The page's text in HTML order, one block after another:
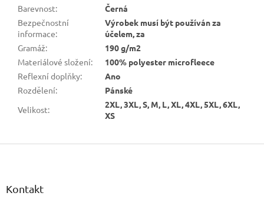
Barevnost:
Černá
Bezpečnostní
informace:
Výrobek musí být používán za
účelem, za
Gramáž:
190 g/m2
Materiálové složení:
100% polyester microfleece
Reflexní doplňky:
Ano
Rozdělení:
Pánské
Velikost:
2XL, 3XL, S, M, L, XL, 4XL, 5XL, 6XL,
XS
Z
Kontakt